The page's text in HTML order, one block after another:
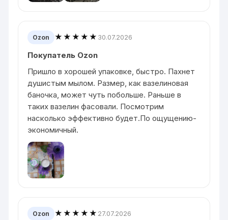
Ozon ★★★★★ 30.07.2026
Покупатель Ozon
Пришло в хорошей упаковке, быстро. Пахнет
душистым мылом. Размер, как вазелиновая
баночка, может чуть побольше. Раньше в
таких вазелин фасовали. Посмотрим
насколько эффективно будет.По ощущению-
экономичный.
Ozon ★★★★★ 27.07.2026